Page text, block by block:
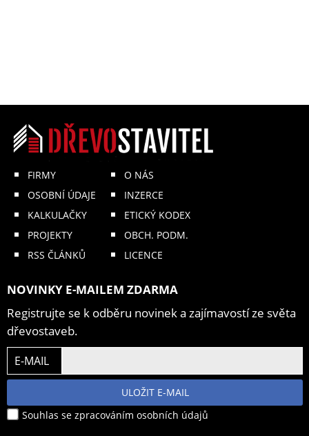
FIRMY
OSOBNÍ ÚDAJE
KALKULAČKY
PROJEKTY
RSS ČLÁNKŮ
O NÁS
INZERCE
ETICKÝ KODEX
OBCH. PODM.
LICENCE
NOVINKY E-MAILEM ZDARMA
Registrujte se k odběru novinek a zajímavostí ze světa
dřevostaveb.
E-MAIL
ULOŽIT E-MAIL
Souhlas se zpracováním osobních údajů